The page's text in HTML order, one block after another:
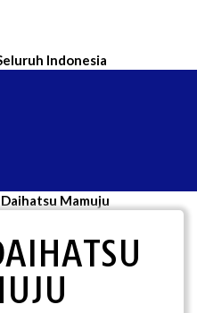
Indonesia
Mamuju